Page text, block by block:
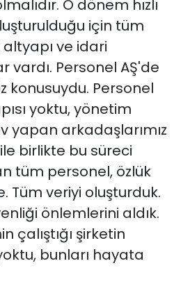
O dönem hızlı
için tüm
ve idari
vardı. Personel AŞ'de
konusuydu. Personel
yoktu, yönetim
yapan arkadaşlarımız
birlikte bu süreci
tüm personel, özlük
Tüm veriyi oluşturduk.
önlemlerini aldık.
çalıştığı şirketin
bunları hayata